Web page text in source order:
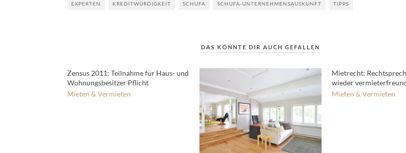
EXPERTEN KREDITWÜRDIGKEIT SCHUFA SCHUFA-UNTERNEHMENSAUSKUNFT TIPPS
DAS KÖNNTE DIR AUCH GEFALLEN
Zensus 2011: Teilnahme für Haus- und
Wohnungsbesitzer Pflicht
Mieten & Vermieten
Mietrecht:
wieder
Mieten & Vermieten